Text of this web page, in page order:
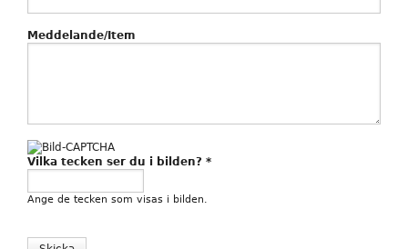
Meddelande/Item
Vilka tecken ser du i bilden? *
Ange de tecken som visas i bilden.